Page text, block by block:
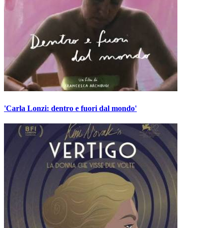
'Carla Lonzi: dentro e fuori dal mondo'